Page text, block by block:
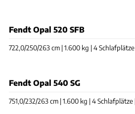
Fendt Opal 520 SFB
722,0/250/263 cm | 1.600 kg | 4
Fendt Opal 540 SG
751,0/232/263 cm | 1.600 kg | 4